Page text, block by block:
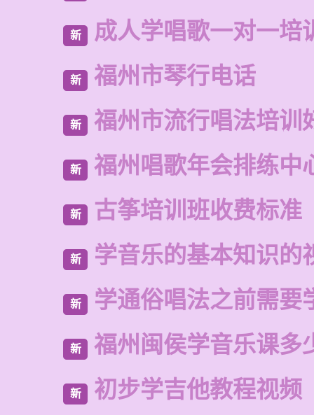
新 成人学唱歌一对一培
新 福州市琴行电话
新 福州市流行唱法培训
新 福州唱歌年会排练中
新 古筝培训班收费标准
新 学音乐的基本知识的
新 学通俗唱法之前需要
新 福州闽侯学音乐课多
新 初步学吉他教程视频